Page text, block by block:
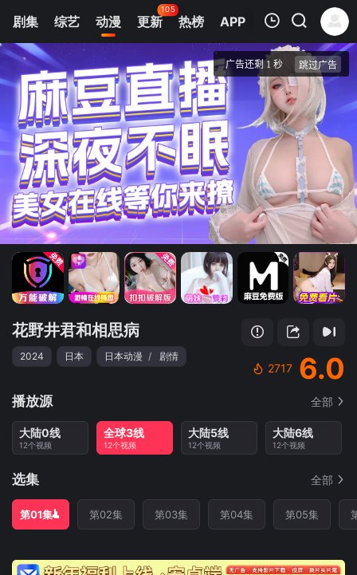
剧集 综艺 动漫 更新
105
热榜 APP
我的观影记录
第01集
花野井君和相思病
清空
花野井君和相思病
2024 日本 日本动漫 / 剧情
2717 6.0
播放源 全部
大陆0线
12个视频
全球3线
12个视频
大陆5线
12个视频
大陆6线
12个视频
选集 全部
第01集 第02集 第03集 第04集 第05集